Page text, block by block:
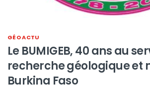
GÉO ACTU
Le BUMIGEB, 40 ans au
recherche géologique et
Burkina Faso